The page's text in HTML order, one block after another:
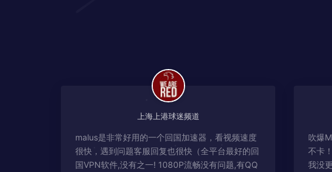
上海上港球迷频道
malus是非常好用的一个回国加速器，看视频速度
很快，遇到问题客服回复也很快（全平台最好的回
国VPN软件,没有之一! 1080P流畅没有问题,有QQ
吹爆
不卡
我没